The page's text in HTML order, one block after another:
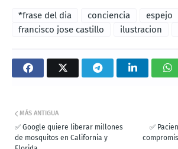
*frase del dia conciencia
espejo
francisco jose castillo
ilustracion
✅
MÁS ANTIGUA
✅ Google quiere liberar millones
de mosquitos en California y